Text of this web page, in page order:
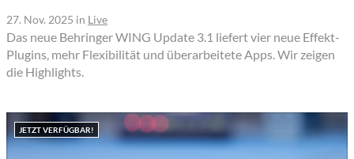
27. Nov. 2025 in Live
Das neue Behringer WING Update 3.1 liefert vier neue Effekt-
Plugins, mehr Flexibilität und überarbeitete Apps. Wir zeigen
die Highlights.
JETZT VERFÜGBAR!